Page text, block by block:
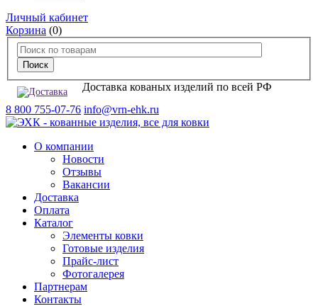
Личный кабинет
Корзина (0)
Доставка кованых изделий по всей РФ
8 800 755-07-76 info@vrn-ehk.ru
О компании
Новости
Отзывы
Вакансии
Доставка
Оплата
Каталог
Элементы ковки
Готовые изделия
Прайс-лист
Фотогалерея
Партнерам
Контакты